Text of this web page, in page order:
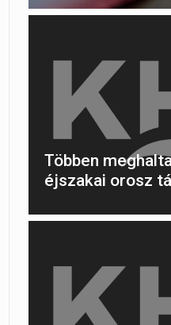
Többen
éjszakai orosz